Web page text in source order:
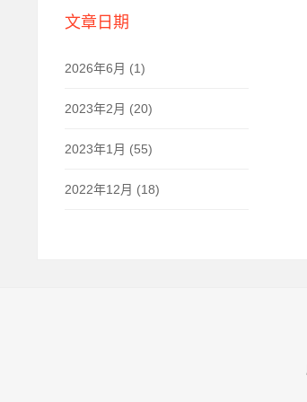
文章日期
2026年6月 (1)
2023年2月 (20)
2023年1月 (55)
2022年12月 (18)